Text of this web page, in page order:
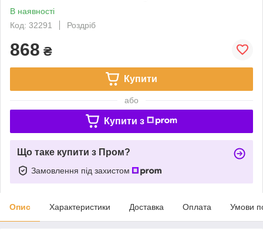
В наявності
Код: 32291
Роздріб
868 ₴
Купити
або
Купити з
Що таке купити з Пром?
Замовлення під захистом
Опис Характеристики Доставка Оплата Умови